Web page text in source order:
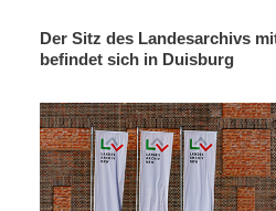
Der Sitz des Landesarchivs
befindet sich in Duisburg